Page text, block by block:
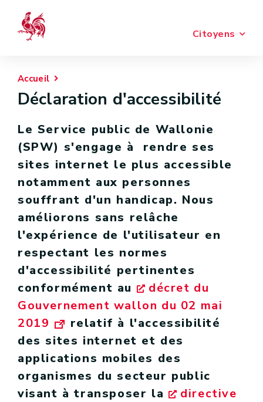
Citoyens
Accueil
Déclaration d'accessibilité
Le Service public de Wallonie
(SPW) s'engage à rendre ses
sites internet le plus accessible
notamment aux personnes
souffrant d'un handicap. Nous
améliorons sans relâche
l'expérience de l'utilisateur en
respectant les normes
d'accessibilité pertinentes
conformément au
décret du
Gouvernement wallon du 02 mai
2019
relatif à l'accessibilité
des sites internet et des
applications mobiles des
organismes du secteur public
visant à transposer la
directive